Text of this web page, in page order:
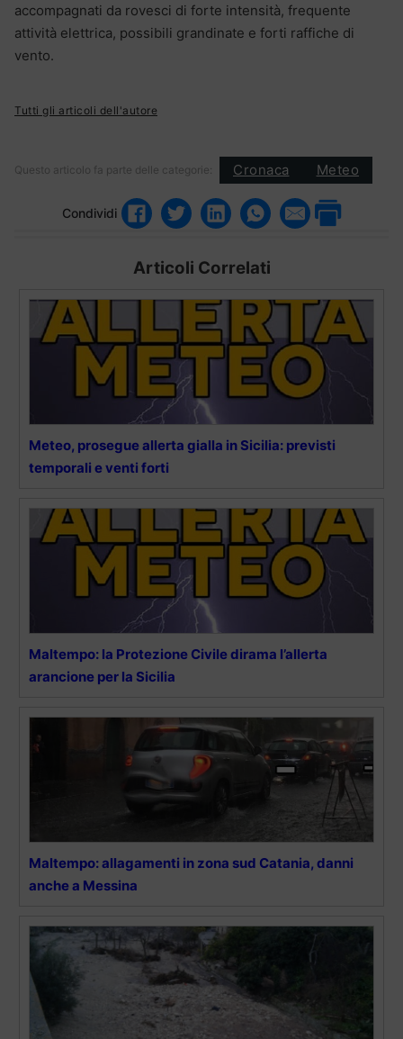
accompagnati da rovesci di forte intensità, frequente
attività elettrica, possibili grandinate e forti raffiche di
vento.
Tutti gli articoli dell'autore
Questo articolo fa parte delle categorie: Cronaca Meteo
Condividi
Articoli Correlati
Meteo, prosegue allerta gialla in Sicilia: previsti
temporali e venti forti
Maltempo: la Protezione Civile dirama l’allerta
arancione per la Sicilia
Maltempo: allagamenti in zona sud Catania, danni
anche a Messina